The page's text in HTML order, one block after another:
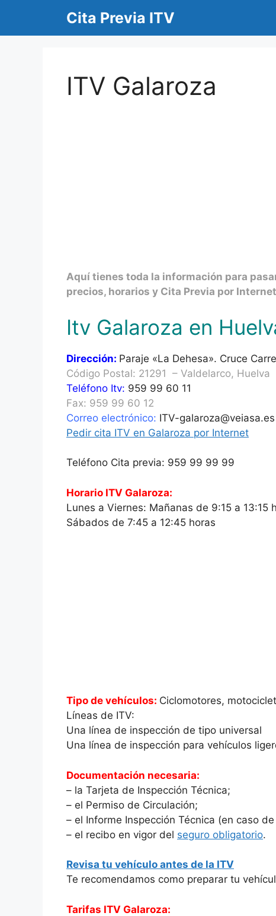
contenido
Cita Previa ITV
ITV Galaroza
Aquí tienes toda la información para
precios, horarios y Cita Previa por
Itv Galaroza en
Dirección: Paraje «La Dehesa». Cruce
Código Postal: 21291 – Valdelarco, Huelva
Teléfono Itv: 959 99 60 11
Fax: 959 99 60 12
Correo electrónico: ITV-galaroza@veiasa.es
Pedir cita ITV en Galaroza por Internet
Teléfono Cita previa: 959 99 99 99
Horario ITV Galaroza:
Lunes a Viernes: Mañanas de 9:15 a 13:15
Sábados de 7:45 a 12:45 horas
Tipo de vehículos: Ciclomotores,
Líneas de ITV:
Una línea de inspección de tipo universal
Una línea de inspección para vehículos
Documentación necesaria:
– la Tarjeta de Inspección Técnica;
– el Permiso de Circulación;
– el Informe Inspección Técnica (en caso
– el recibo en vigor del seguro obligatorio.
Revisa tu vehículo antes de la ITV
Te recomendamos como preparar tu
Tarifas ITV Galaroza: